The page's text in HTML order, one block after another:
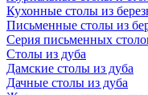
Кухонные столы из
Письменные столы из
Серия письменных
Столы из дуба
Дамские столы из дуба
Дачные столы из дуба